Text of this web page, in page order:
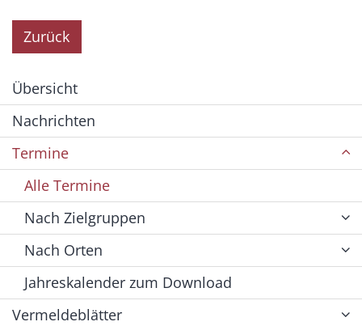
Zurück
Übersicht
Nachrichten
Termine
Alle Termine
Nach Zielgruppen
Nach Orten
Jahreskalender zum Download
Vermeldeblätter